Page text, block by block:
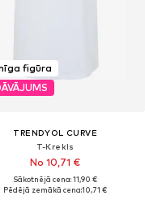
figūra
TRENDYOL CURVE
T-Krekls
No 10,71 €
Sākotnējā cena: 11,90 €
Pēdējā zemākā cena:10,71 €